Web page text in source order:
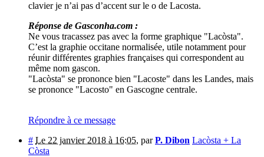
clavier je n’ai pas d’accent sur le o de Lacosta.
Réponse de Gasconha.com :
Ne vous tracassez pas avec la forme graphique "Lacòsta".
C’est la graphie occitane normalisée, utile notamment pour
réunir différentes graphies françaises qui correspondent au
même nom gascon.
"Lacòsta" se prononce bien "Lacoste" dans les Landes, mais
se prononce "Lacosto" en Gascogne centrale.
Répondre à ce message
# Le 22 janvier 2018 à 16:05, parP. Dibon Lacòsta + La
Còsta